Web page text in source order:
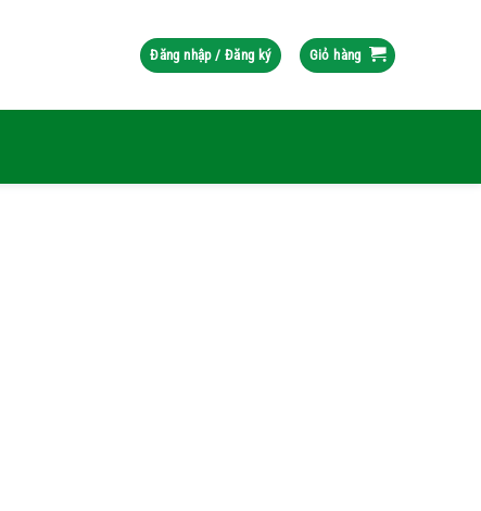
Đăng nhập / Đăng ký Giỏ hàng